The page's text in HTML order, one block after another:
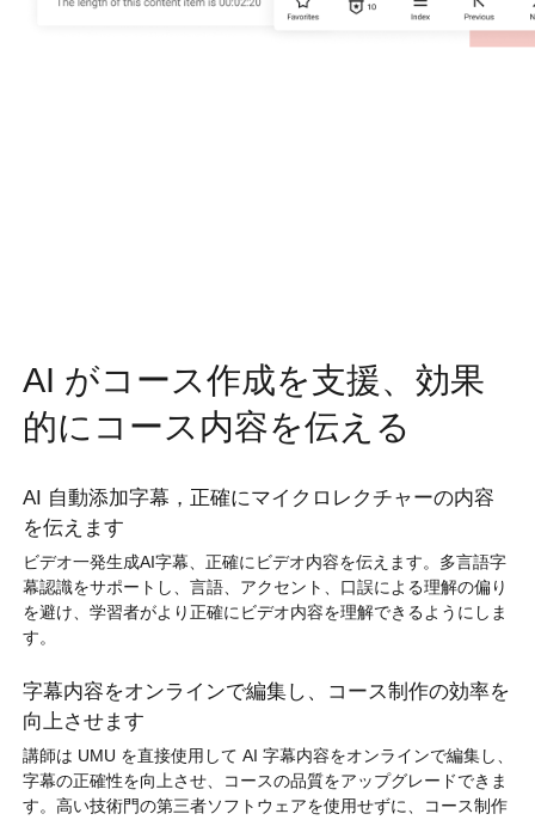
AI がコース作成を支援、効果
的にコース内容を伝える
AI 自動添加字幕，正確にマイクロレクチャーの内容
を伝えます
ビデオ一発生成AI字幕、正確にビデオ内容を伝えます。多言語字
幕認識をサポートし、言語、アクセント、口誤による理解の偏り
を避け、学習者がより正確にビデオ内容を理解できるようにしま
す。
字幕内容をオンラインで編集し、コース制作の効率を
向上させます
講師は UMU を直接使用して AI 字幕内容をオンラインで編集し、
字幕の正確性を向上させ、コースの品質をアップグレードできま
す。高い技術門の第三者ソフトウェアを使用せずに、コース制作